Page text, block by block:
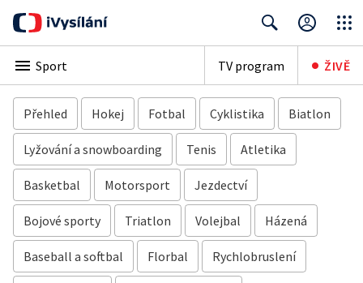
Sport TV program • ŽIVĚ
Přehled Hokej Fotbal Cyklistika Biatlon
Lyžování a snowboarding Tenis Atletika
Basketbal Motorsport Jezdectví
Bojové sporty Triatlon Volejbal Házená
Baseball a softbal Florbal Rychlobruslení